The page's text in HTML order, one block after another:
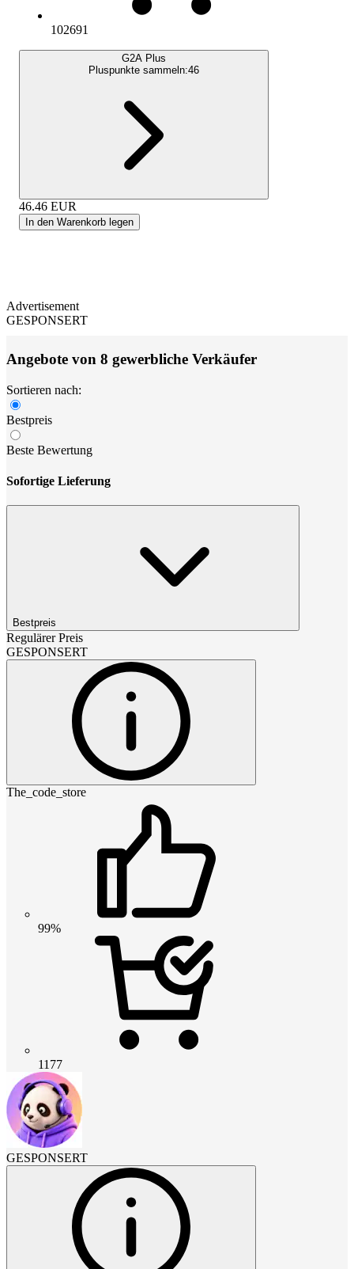
102691
G2A Plus
Pluspunkte sammeln:46
46.46 EUR
In den Warenkorb legen
Advertisement
GESPONSERT
Angebote von 8 gewerbliche Verkäufer
Sortieren nach:
Bestpreis
Beste Bewertung
Sofortige Lieferung
Bestpreis
Regulärer Preis
GESPONSERT
The_code_store
99%
1177
GESPONSERT